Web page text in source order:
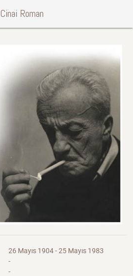
Cinai Roman
26 Mayıs 1904 - 25 Mayıs 1983
-
-